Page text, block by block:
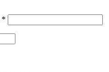
*